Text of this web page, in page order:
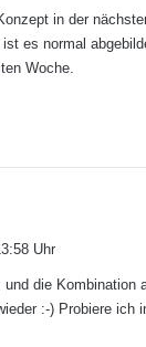
in der
ist es normal
Woche.
Uhr
die Kombination
:-) Probiere ich